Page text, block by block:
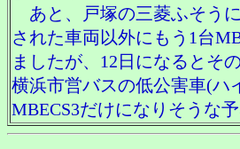
あと、戸塚の三菱ふそう
された車両以外にもう1台
ましたが、12日になるとそ
横浜市営バスの低公害車(
MBECS3だけになりそうな